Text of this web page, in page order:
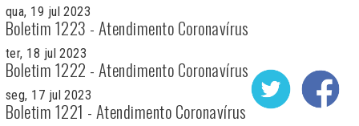
qua, 19 jul 2023
Boletim 1223 - Atendimento Coronavírus
ter, 18 jul 2023
Boletim 1222 - Atendimento Coronavírus
seg, 17 jul 2023
Boletim 1221 - Atendimento Coronavírus